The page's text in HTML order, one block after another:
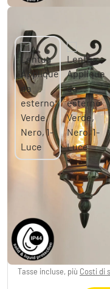
Lentua Applique
-20% 47,99 €
Sta risparmiando
Tasse incluse, più Costi di